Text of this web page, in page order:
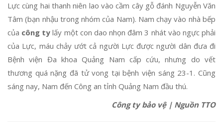
Lực cùng hai thanh niên lao vào cầm cây gỗ đánh Nguyễn Văn
Tâm (bạn nhậu trong nhóm của Nam). Nam chạy vào nhà bếp
của công ty lấy một con dao nhọn đâm 3 nhát vào ngực phải
của Lực, máu chảy ướt cả người Lực được người dân đưa đi
Bệnh viện Đa khoa Quảng Nam cấp cứu, nhưng do vết
thương quá nặng đã tử vong tại bệnh viện sáng 23-1. Cũng
sáng nay, Nam đến Công an tỉnh Quảng Nam đầu thú.
Công ty bảo vệ | Nguồn TTO